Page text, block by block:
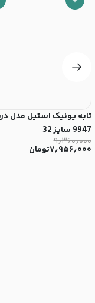
تابه یونیک استیل مدل
9947 سایز 32
۹٫۳۶۰٫۰۰۰
۷٫۹۵۶٫۰۰۰تومان